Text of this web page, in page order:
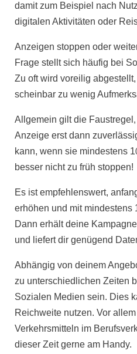
damit zum Beispiel nach
digitalen Aktivitäten oder
Anzeigen stoppen oder
Frage stellt sich häufig bei
Zu oft wird voreilig
scheinbar zu wenig
Allgemein gilt die Faustregel ,
Anzeige erst dann
kann, wenn sie mindestens 1
besser nicht zu früh stoppen!
Es ist empfehlenswert,
erhöhen und mit mindestens
Dann erhält deine
und liefert dir genügend
Abhängig von deinem
zu unterschiedlichen Zeiten
Sozialen Medien sein. Dies
Reichweite nutzen. Vor
Verkehrsmitteln im
dieser Zeit gerne am Handy.